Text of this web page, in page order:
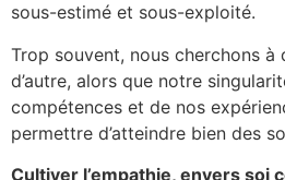
sous-estimé et sous-exploité.
Trop souvent, nous cherchons à
d’autre, alors que notre
compétences et de nos
permettre d’atteindre bien des
Cultiver l’empathie, envers soi